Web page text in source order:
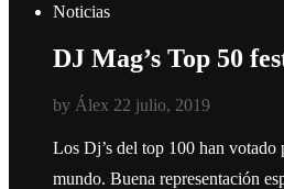
Noticias
DJ Mag’s Top 50
by Álex 22 julio, 2019
Los Dj’s del top 100 han votado
mundo. Buena representación